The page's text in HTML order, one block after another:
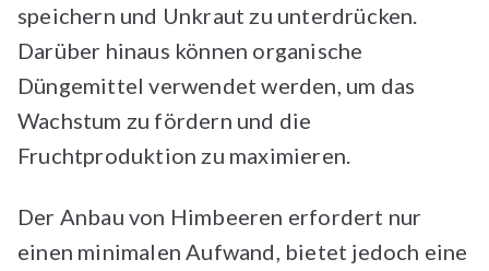
speichern und Unkraut zu unterdrücken.
Darüber hinaus können organische
Düngemittel verwendet werden, um das
Wachstum zu fördern und die
Fruchtproduktion zu maximieren.
Der Anbau von Himbeeren erfordert nur
einen minimalen Aufwand, bietet jedoch eine